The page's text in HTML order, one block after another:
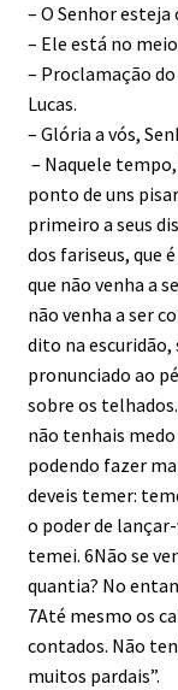
– O Senhor esteja
– Ele está no
– Proclamação
Lucas.
– Glória a vós,
– Naquele
ponto de uns
primeiro a seus
dos fariseus, que
que não venha a
não venha a ser
dito na escuridão,
pronunciado ao
sobre os
não tenhais
podendo fazer
deveis temer:
o poder de
temei. 6Não se
quantia? No
7Até mesmo os
contados. Não
muitos pardais”.